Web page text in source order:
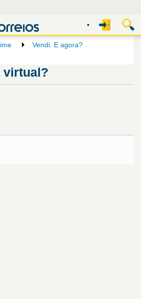
Vendi. E agora?
virtual?